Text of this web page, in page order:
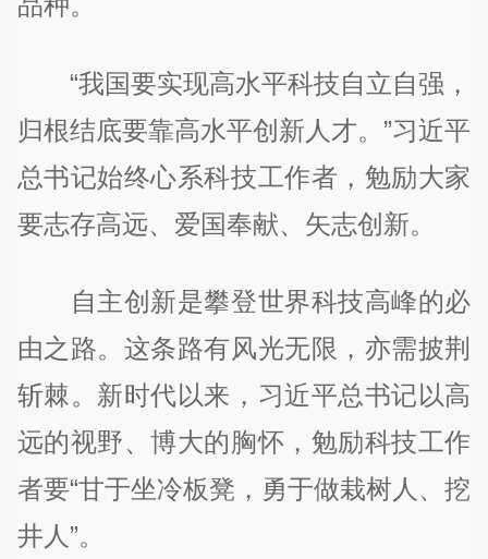
“我国要实现高水平科技自立自强，
归根结底要靠高水平创新人才。”习近平
总书记始终心系科技工作者，勉励大家
要志存高远、爱国奉献、矢志创新。
自主创新是攀登世界科技高峰的必
由之路。这条路有风光无限，亦需披荆
斩棘。新时代以来，习近平总书记以高
远的视野、博大的胸怀，勉励科技工作
者要“甘于坐冷板凳，勇于做栽树人、挖
井人”。